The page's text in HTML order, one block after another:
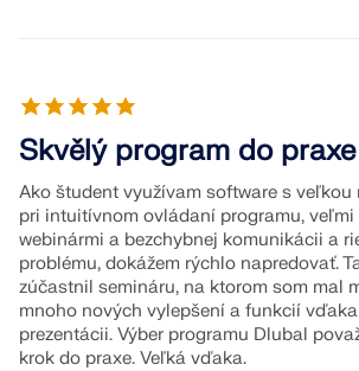
Skvělý program do praxe
Ako študent využívam software s veľkou
pri intuitívnom ovládaní programu, veľmi
webinármi a bezchybnej komunikácii a
problému, dokážem rýchlo napredovať.
zúčastnil semináru, na ktorom som mal
mnoho nových vylepšení a funkcií
prezentácii. Výber programu Dlubal
krok do praxe. Veľká vďaka.